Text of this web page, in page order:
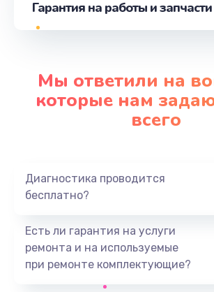
от 990 руб.
Гарантия на работы и
Мы ответили на
которые нам
всего
Диагностика проводится
бесплатно?
Есть ли гарантия на услуги
ремонта и на используемые
при ремонте комплектующие?